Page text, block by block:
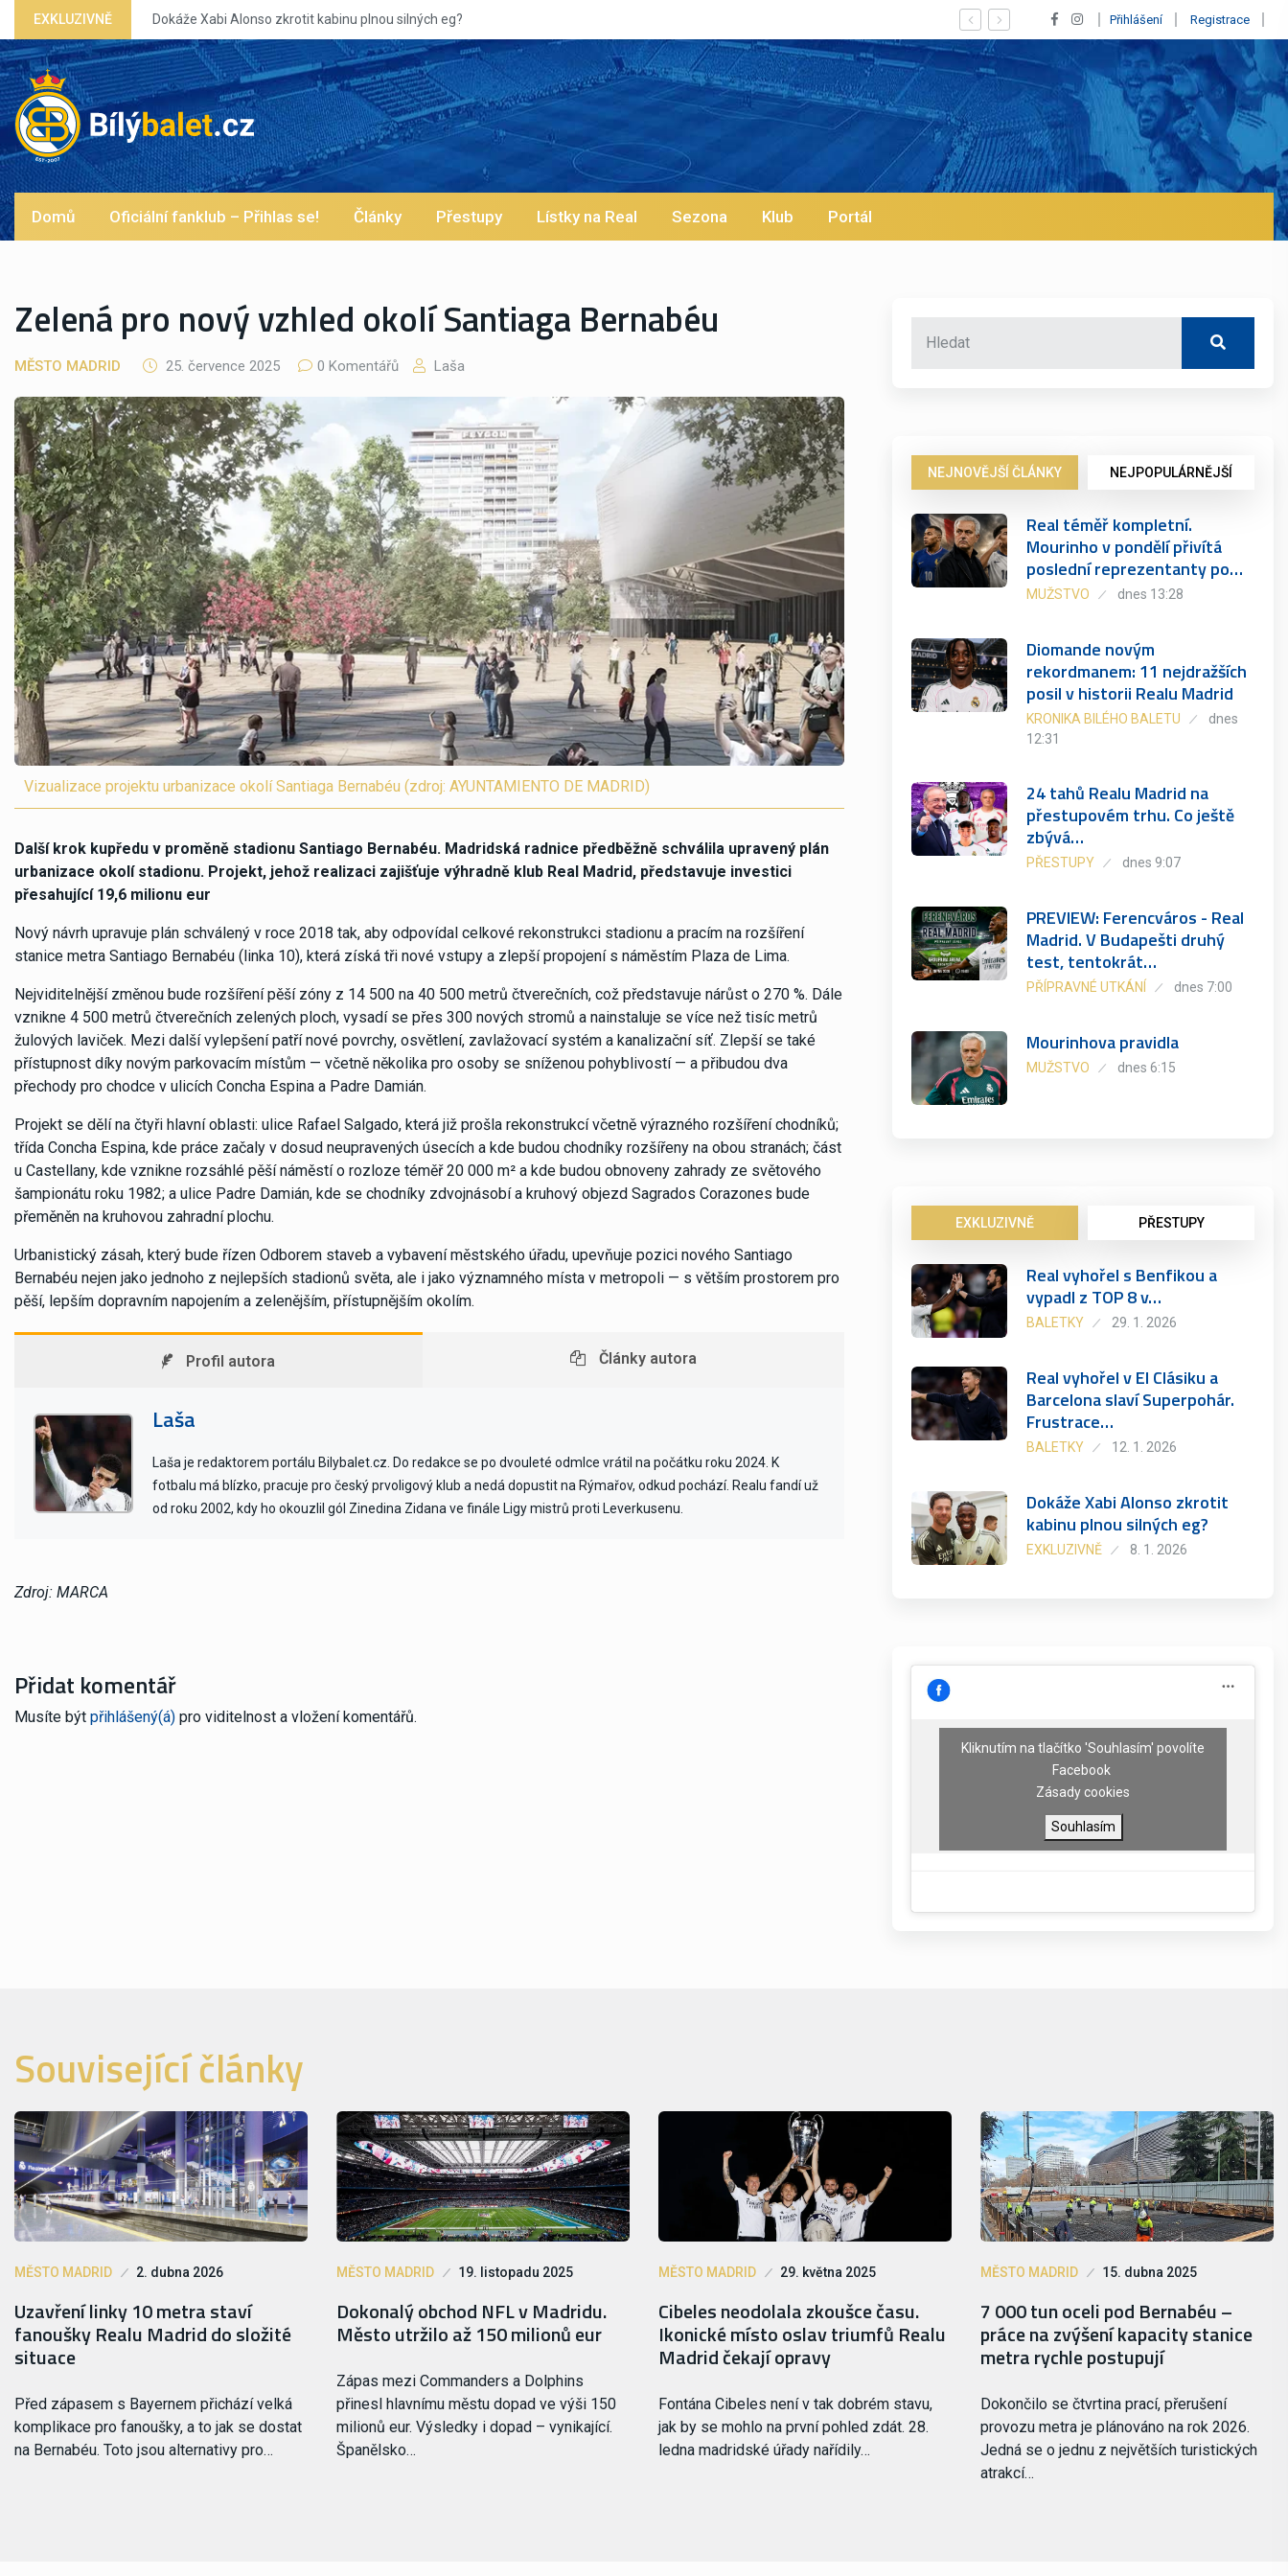
EXKLUZIVNĚDokáže Xabi Alonso zkrotit kabinu plnou silných eg? Vypískaný Vinícius! Blíží se jeho odchod z Realu a pustí
Přihlášení Registrace
Domů Oficiální fanklub – Přihlas se! Články Přestupy Lístky na Real Sezona Klub Portál
Zelená pro nový vzhled okolí Santiaga Bernabéu
MĚSTO MADRID 25. července 2025 0 Komentářů Laša
Vizualizace projektu urbanizace okolí Santiaga Bernabéu (zdroj: AYUNTAMIENTO DE MADRID)
Další krok kupředu v proměně stadionu Santiago Bernabéu. Madridská radnice předběžně schválila upravený plán
urbanizace okolí stadionu. Projekt, jehož realizaci zajišťuje výhradně klub Real Madrid, představuje investici
přesahující 19,6 milionu eur
Nový návrh upravuje plán schválený v roce 2018 tak, aby odpovídal celkové rekonstrukci stadionu a pracím na rozšíření
stanice metra Santiago Bernabéu (linka 10), která získá tři nové vstupy a zlepší propojení s náměstím Plaza de Lima.
Nejviditelnější změnou bude rozšíření pěší zóny z 14 500 na 40 500 metrů čtverečních, což představuje nárůst o 270 %. Dále
vznikne 4 500 metrů čtverečních zelených ploch, vysadí se přes 300 nových stromů a nainstaluje se více než tisíc metrů
žulových laviček. Mezi další vylepšení patří nové povrchy, osvětlení, zavlažovací systém a kanalizační síť. Zlepší se také
přístupnost díky novým parkovacím místům — včetně několika pro osoby se sníženou pohyblivostí — a přibudou dva
přechody pro chodce v ulicích Concha Espina a Padre Damián.
Projekt se dělí na čtyři hlavní oblasti: ulice Rafael Salgado, která již prošla rekonstrukcí včetně výrazného rozšíření chodníků;
třída Concha Espina, kde práce začaly v dosud neupravených úsecích a kde budou chodníky rozšířeny na obou stranách; část
u Castellany, kde vznikne rozsáhlé pěší náměstí o rozloze téměř 20 000 m² a kde budou obnoveny zahrady ze světového
šampionátu roku 1982; a ulice Padre Damián, kde se chodníky zdvojnásobí a kruhový objezd Sagrados Corazones bude
přeměněn na kruhovou zahradní plochu.
Urbanistický zásah, který bude řízen Odborem staveb a vybavení městského úřadu, upevňuje pozici nového Santiago
Bernabéu nejen jako jednoho z nejlepších stadionů světa, ale i jako významného místa v metropoli — s větším prostorem pro
pěší, lepším dopravním napojením a zelenějším, přístupnějším okolím.
Profil autora Články autora
Laša
Laša je redaktorem portálu Bilybalet.cz. Do redakce se po dvouleté odmlce vrátil na počátku roku 2024. K
fotbalu má blízko, pracuje pro český prvoligový klub a nedá dopustit na Rýmařov, odkud pochází. Realu fandí už
od roku 2002, kdy ho okouzlil gól Zinedina Zidana ve finále Ligy mistrů proti Leverkusenu.
Zdroj: MARCA
Přidat komentář
Musíte být přihlášený(á) pro viditelnost a vložení komentářů.
NEJNOVĚJŠÍ ČLÁNKY NEJPOPULÁRNĚJŠÍ
Real téměř kompletní.
Mourinho v pondělí přivítá
poslední reprezentanty po…
MUŽSTVO dnes 13:28
Diomande novým
rekordmanem: 11 nejdražších
posil v historii Realu Madrid
KRONIKA BILÉHO BALETU
dnes
12:31
24 tahů Realu Madrid na
přestupovém trhu. Co ještě
zbývá…
PŘESTUPY dnes 9:07
PREVIEW: Ferencváros - Real
Madrid. V Budapešti druhý
test, tentokrát…
PŘÍPRAVNÉ UTKÁNÍ dnes 7:00
Mourinhova pravidla
MUŽSTVO dnes 6:15
EXKLUZIVNĚ PŘESTUPY
Real vyhořel s Benfikou a
vypadl z TOP 8 v…
BALETKY 29. 1. 2026
Real vyhořel v El Clásiku a
Barcelona slaví Superpohár.
Frustrace…
BALETKY 12. 1. 2026
Dokáže Xabi Alonso zkrotit
kabinu plnou silných eg?
EXKLUZIVNĚ 8. 1. 2026
Kliknutím na tlačítko 'Souhlasím' povolíte
Facebook
Zásady cookies
Souhlasím
Související články
MĚSTO MADRID 2. dubna 2026
Uzavření linky 10 metra staví
fanoušky Realu Madrid do složité
situace
Před zápasem s Bayernem přichází velká
komplikace pro fanoušky, a to jak se dostat
na Bernabéu. Toto jsou alternativy pro…
MĚSTO MADRID 19. listopadu 2025
Dokonalý obchod NFL v Madridu.
Město utržilo až 150 milionů eur
Zápas mezi Commanders a Dolphins
přinesl hlavnímu městu dopad ve výši 150
milionů eur. Výsledky i dopad – vynikající.
Španělsko…
MĚSTO MADRID 29. května 2025
Cibeles neodolala zkoušce času.
Ikonické místo oslav triumfů Realu
Madrid čekají opravy
Fontána Cibeles není v tak dobrém stavu,
jak by se mohlo na první pohled zdát. 28.
ledna madridské úřady nařídily…
MĚSTO MADRID 15. dubna 2025
7 000 tun oceli pod Bernabéu –
práce na zvýšení kapacity stanice
metra rychle postupují
Dokončilo se čtvrtina prací, přerušení
provozu metra je plánováno na rok 2026.
Jedná se o jednu z největších turistických
atrakcí…